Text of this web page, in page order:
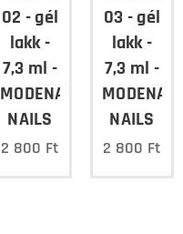
02 - gél
lakk -
7,3 ml -
MODENA
NAILS
2 800 Ft
03 - gél
lakk -
7,3 ml -
MODENA
NAILS
2 800 Ft